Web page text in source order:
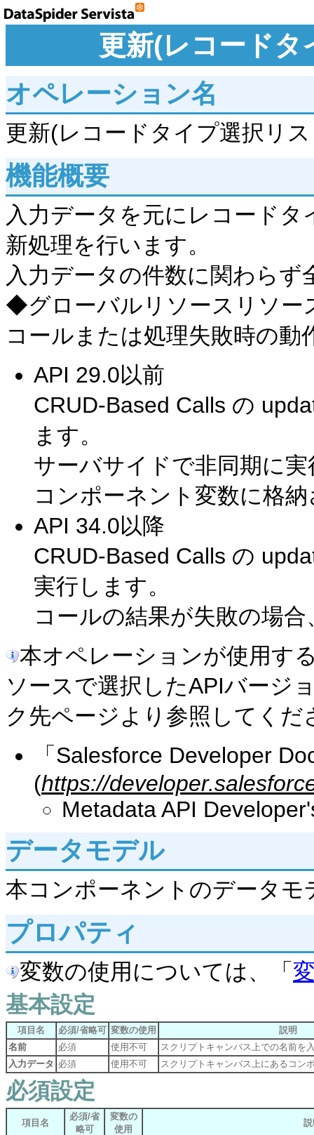
更新(レコードタ
オペレーション名
更新(レコードタイプ選択リ
機能概要
入力データを元にレコード
新処理を行います。
入力データの件数に関わら
◆グローバルリソースリソー
コールまたは処理失敗時の動
API 29.0以前
CRUD-Based Calls の
ます。
サーバサイドで非同期に
コンポーネント変数に格
API 34.0以降
CRUD-Based Calls の
実行します。
コールの結果が失敗の場
本オペレーションが使用す
ソースで選択したAPIバージ
ク先ページより参照してくだ
「Salesforce Developer
(https://
Metadata API
データモデル
本コンポーネントのデータ
プロパティ
変数の使用については、「
基本設定
項目名 必須/省略可 変数の使用
説明
名前
必須 使用不可
スクリプトキャンバス上での名前を
入力データ 必須 使用不可 スクリプトキャンバス上にあるコン
必須設定
項目名
必須/省
略可
変数の
使用